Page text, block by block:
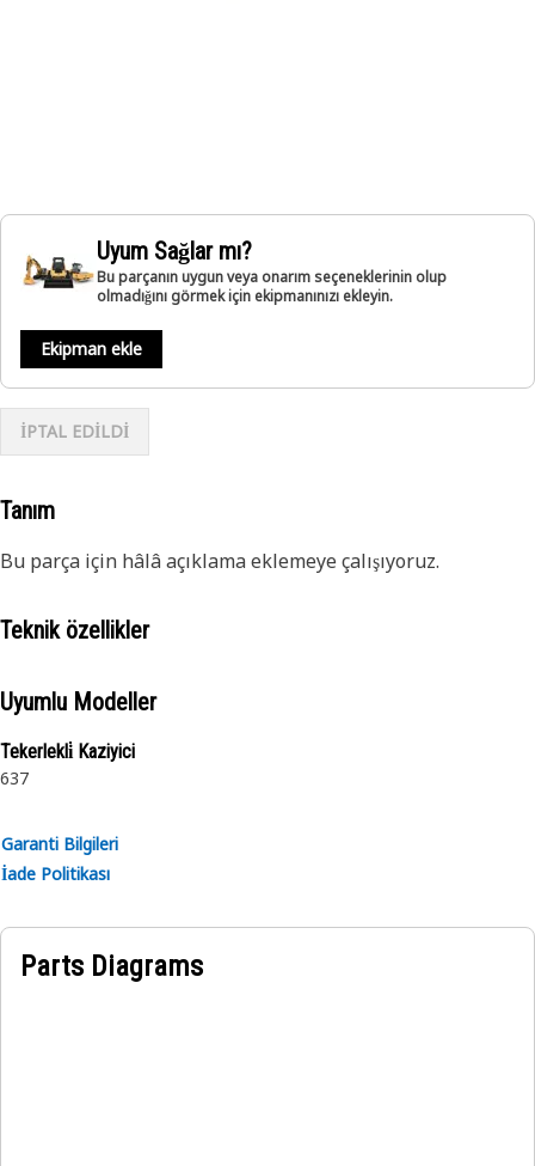
Uyum Sağlar mı?
Bu parçanın uygun veya onarım seçeneklerinin olup
olmadığını görmek için ekipmanınızı ekleyin.
Ekipman ekle
İPTAL EDİLDİ
Tanım
Bu parça için hâlâ açıklama eklemeye çalışıyoruz.
Teknik özellikler
Uyumlu Modeller
Tekerlekli̇ Kaziyici
637
Garanti Bilgileri
İade Politikası
Parts Diagrams